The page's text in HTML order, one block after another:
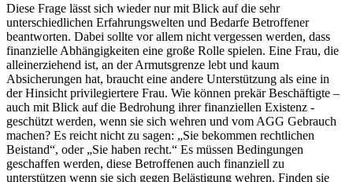
Diese Frage lässt sich wieder nur mit Blick auf die sehr
unterschiedlichen Erfahrungswelten und Bedarfe Betroffener
beantworten. Dabei sollte vor allem nicht vergessen werden, dass
finanzielle Abhängigkeiten eine große Rolle spielen. Eine Frau, die
alleinerziehend ist, an der Armutsgrenze lebt und kaum
Absicherungen hat, braucht eine andere Unterstützung als eine in
der Hinsicht privilegiertere Frau. Wie können prekär Beschäftigte –
auch mit Blick auf die Bedrohung ihrer finanziellen Existenz -
geschützt werden, wenn sie sich wehren und vom AGG Gebrauch
machen? Es reicht nicht zu sagen: „Sie bekommen rechtlichen
Beistand“, oder „Sie haben recht.“ Es müssen Bedingungen
geschaffen werden, diese Betroffenen auch finanziell zu
unterstützen wenn sie sich gegen Belästigung wehren. Finden sie